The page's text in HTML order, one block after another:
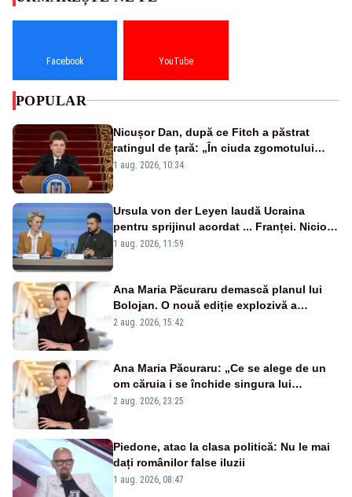
Facebook YouTube
POPULAR
Nicușor Dan, după ce Fitch a păstrat
ratingul de țară: „În ciuda zgomotului
politic, România funcționează”
1 aug. 2026, 10:34
Ursula von der Leyen laudă Ucraina
pentru sprijinul acordat ... Franței. Nicio
reacție privind ajutorul energetic promis
1 aug. 2026, 11:59
Ana Maria Păcuraru demască planul lui
Bolojan. O nouă ediție explozivă a
emisiunii „Miza Zilei” la Realitatea PLUS
2 aug. 2026, 15:42
Ana Maria Păcuraru: „Ce se alege de un
om căruia i se închide singura lui
portiță?”
2 aug. 2026, 23:25
Piedone, atac la clasa politică: Nu le mai
dați românilor false iluzii
1 aug. 2026, 08:47